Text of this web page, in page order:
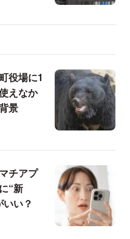
役場に1
えなか
景
チアプ
“新
い？